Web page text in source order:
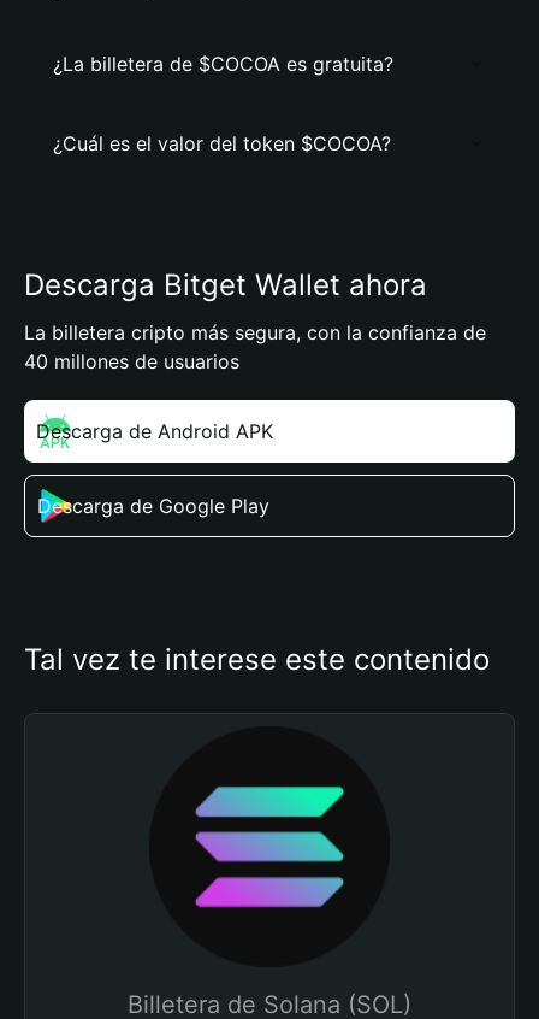
¿La billetera de $COCOA es gratuita?
¿Cuál es el valor del token $COCOA?
Descarga Bitget Wallet ahora
La billetera cripto más segura, con la confianza de
40 millones de usuarios
Descarga de Android APK
Descarga de Google Play
Tal vez te interese este contenido
Billetera de Solana (SOL)